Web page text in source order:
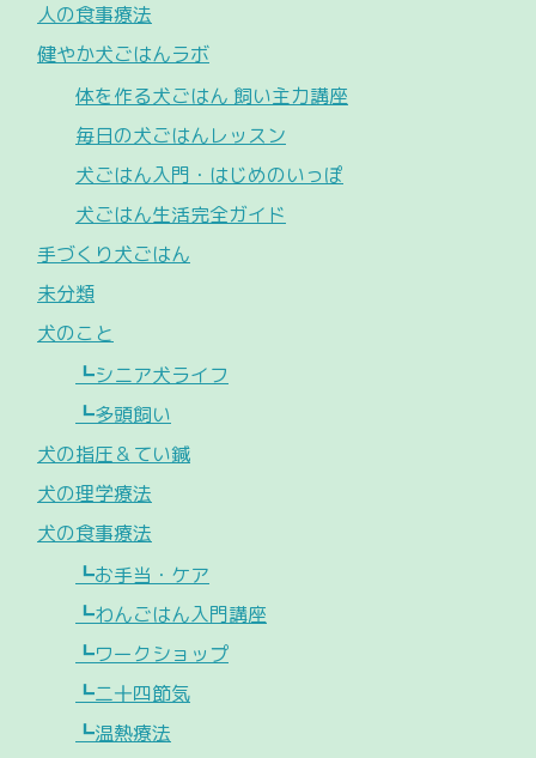
人の食事療法
健やか犬ごはんラボ
体を作る犬ごはん 飼い主力講座
毎日の犬ごはんレッスン
犬ごはん入門・はじめのいっぽ
犬ごはん生活完全ガイド
手づくり犬ごはん
未分類
犬のこと
┗シニア犬ライフ
┗多頭飼い
犬の指圧＆てい鍼
犬の理学療法
犬の食事療法
┗お手当・ケア
┗わんごはん入門講座
┗ワークショップ
┗二十四節気
┗温熱療法